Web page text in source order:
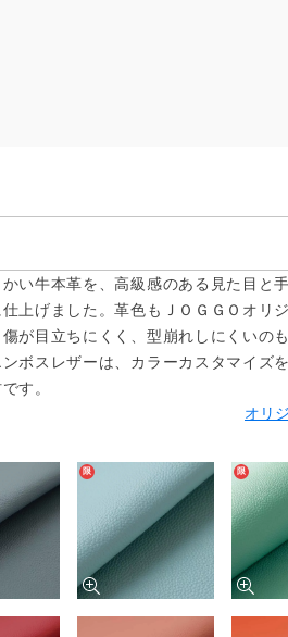
かい牛本革を、高級感のある見た目と
仕上げました。革色もＪＯＧＧＯオリ
が目立ちにくく、型崩れしにくいの
ボスレザーは、カラーカスタマイズ
す。
オリ
限 限